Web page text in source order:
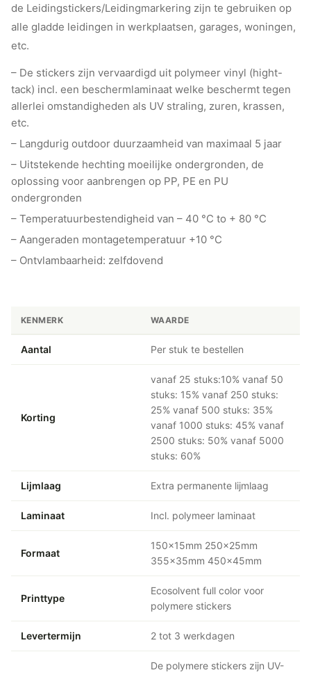
de Leidingstickers/Leidingmarkering zijn te gebruiken op
alle gladde leidingen in werkplaatsen, garages, woningen,
etc.
– De stickers zijn vervaardigd uit polymeer vinyl (hight-
tack) incl. een beschermlaminaat welke beschermt tegen
allerlei omstandigheden als UV straling, zuren, krassen,
etc.
– Langdurig outdoor duurzaamheid van maximaal 5 jaar
– Uitstekende hechting moeilijke ondergronden, de
oplossing voor aanbrengen op PP, PE en PU
ondergronden
– Temperatuurbestendigheid van – 40 °C to + 80 °C
– Aangeraden montagetemperatuur +10 °C
– Ontvlambaarheid: zelfdovend
KENMERK WAARDE
Aantal Per stuk te bestellen
Korting
vanaf 25 stuks:10% vanaf 50
stuks: 15% vanaf 250 stuks:
25% vanaf 500 stuks: 35%
vanaf 1000 stuks: 45% vanaf
2500 stuks: 50% vanaf 5000
stuks: 60%
Lijmlaag Extra permanente lijmlaag
Laminaat Incl. polymeer laminaat
Formaat
150x15mm 250x25mm
355x35mm 450x45mm
Printtype
Ecosolvent full color voor
polymere stickers
Levertermijn 2 tot 3 werkdagen
De polymere stickers zijn UV-